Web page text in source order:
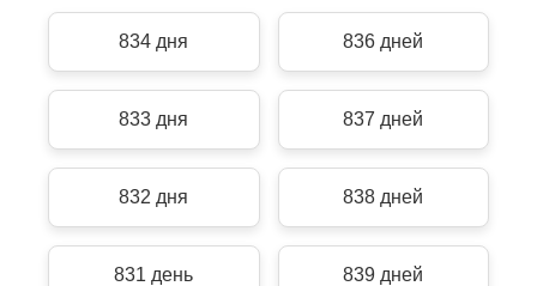
834 дня 836 дней
833 дня 837 дней
832 дня 838 дней
831 день 839 дней